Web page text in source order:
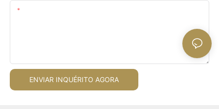
ENVIAR INQUÉRITO AGORA